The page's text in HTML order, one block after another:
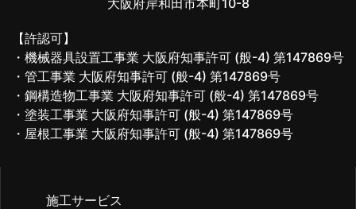
【許認可】
・機械器具設置工事業 大阪府知事許可 (般-4) 第147869号
・管工事業 大阪府知事許可 (般-4) 第147869号
・鋼構造物工事業 大阪府知事許可 (般-4) 第147869号
・塗装工事業 大阪府知事許可 (般-4) 第147869号
・屋根工事業 大阪府知事許可 (般-4) 第147869号
施工サービス